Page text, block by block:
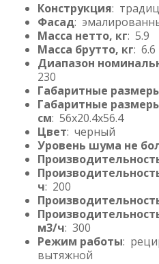
Конструкция:
Фасад:
Масса нетто, кг: 5.9
Масса брутто, кг: 6.6
Диапазон
230
Габаритные
Габаритные
см: 56x20.4x56.4
Цвет: черный
Уровень шума не
ч: 200
м3/ч: 300
Режим работы:
вытяжной